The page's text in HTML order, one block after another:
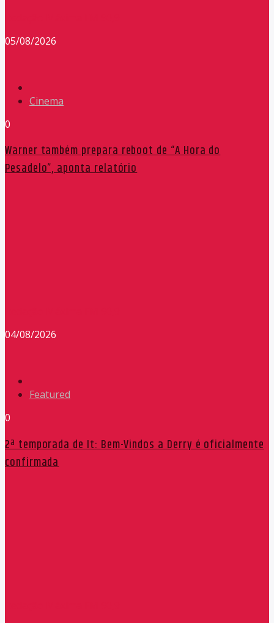
05/08/2026
Cinema
0
Warner também prepara reboot de “A Hora do
Pesadelo”, aponta relatório
04/08/2026
Featured
0
2ª temporada de It: Bem-Vindos a Derry é oficialmente
confirmada